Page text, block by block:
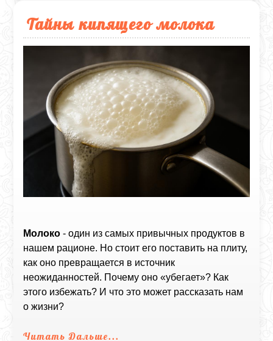
Тайны кипящего молока
Молоко - один из самых привычных продуктов в
нашем рационе. Но стоит его поставить на плиту,
как оно превращается в источник
неожиданностей. Почему оно «убегает»? Как
этого избежать? И что это может рассказать нам
о жизни?
Читать Дальше...